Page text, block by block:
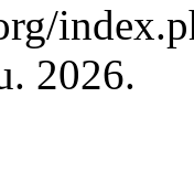
2026.